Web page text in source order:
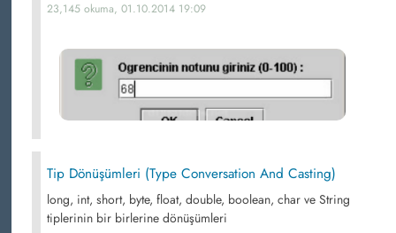
23,145 okuma, 01.10.2014 19:09
Tip Dönüşümleri (Type Conversation And Casting)
long, int, short, byte, float, double, boolean, char ve String
tiplerinin bir birlerine dönüşümleri